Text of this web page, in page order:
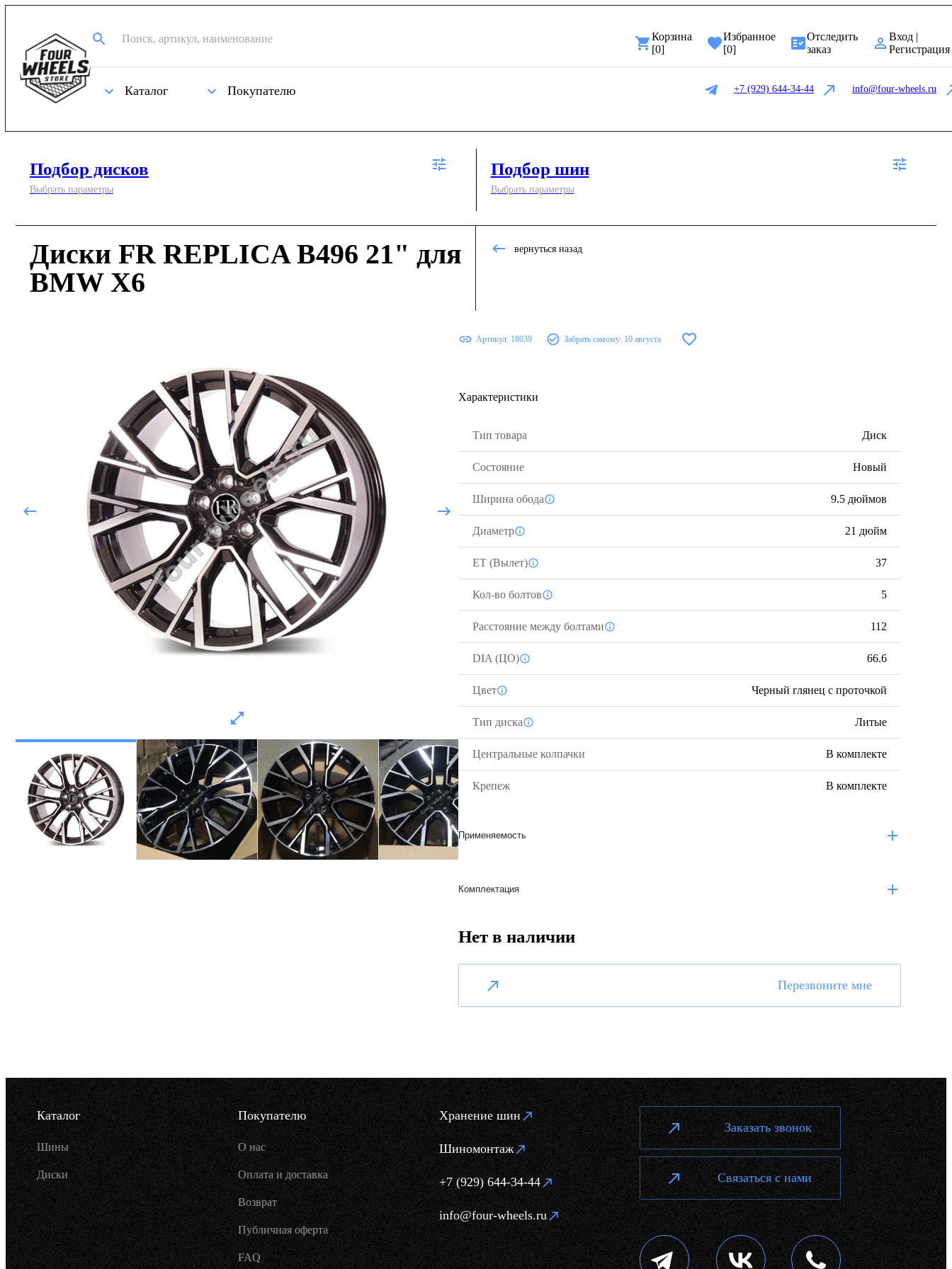
Корзина
[0]
Избранное
[0]
Отследить
заказ
Вход |
Регистрация
Каталог Покупателю +7 (929) 644-34-44 info@four-wheels.ru
Подбор дисков
Выбрать параметры
Подбор шин
Выбрать параметры
Диски FR REPLICA B496 21" для
BMW X6
вернуться назад
Артикул: 18039 Забрать самому: 10 августа
Характеристики
Тип товара Диск
Состояние Новый
Ширина обода 9.5 дюймов
Диаметр 21 дюйм
ЕТ (Вылет) 37
Кол-во болтов 5
Расстояние между болтами 112
DIA (ЦО) 66.6
Цвет Черный глянец с проточкой
Тип диска Литые
Центральные колпачки В комплекте
Крепеж В комплекте
Применяемость
Комплектация
Нет в наличии
Перезвоните мне
Каталог
Шины
Диски
Покупателю
О нас
Оплата и доставка
Возврат
Публичная оферта
FAQ
Хранение шин
Шиномонтаж
+7 (929) 644-34-44
info@four-wheels.ru
Заказать звонок
Связаться с нами